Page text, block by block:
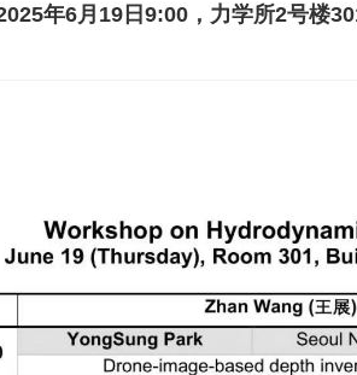
年6月19日9:00，力学所2号楼